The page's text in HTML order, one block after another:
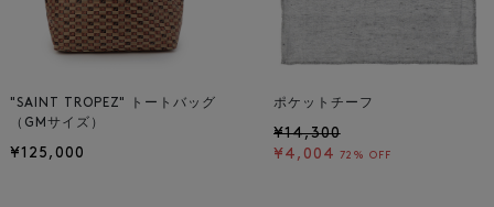
"SAINT TROPEZ" トートバッグ
（GMサイズ）
¥125,000
ポケットチーフ
¥14,300
¥4,004 72% OFF